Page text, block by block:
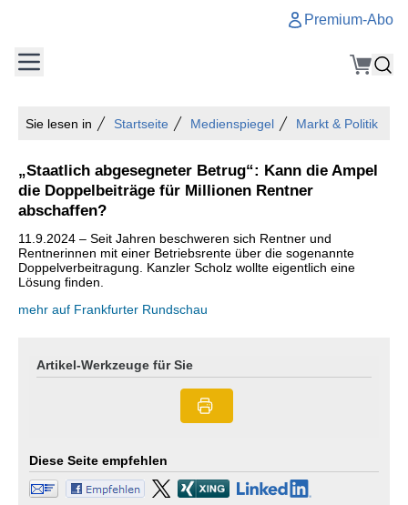
Premium-Abo
Sie lesen in Startseite Medienspiegel Markt & Politik
„Staatlich abgesegneter Betrug“: Kann die Ampel
die Doppelbeiträge für Millionen Rentner
abschaffen?
11.9.2024 – Seit Jahren beschweren sich Rentner und
Rentnerinnen mit einer Betriebsrente über die sogenannte
Doppelverbeitragung. Kanzler Scholz wollte eigentlich eine
Lösung finden.
mehr auf Frankfurter Rundschau
Artikel-Werkzeuge für Sie
Diese Seite empfehlen